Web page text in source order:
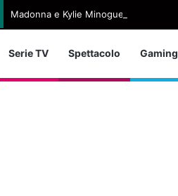
Madonna e Kylie Minogue, uscito
Serie TV Spettacolo Gaming